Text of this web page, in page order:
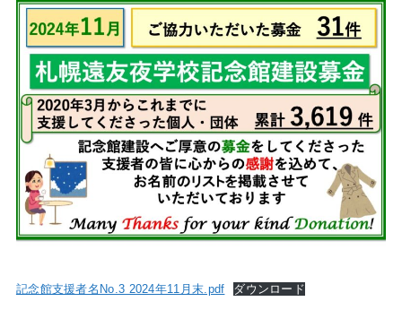
記念館支援者名No.3 2024年11月末.pdf ダウンロード